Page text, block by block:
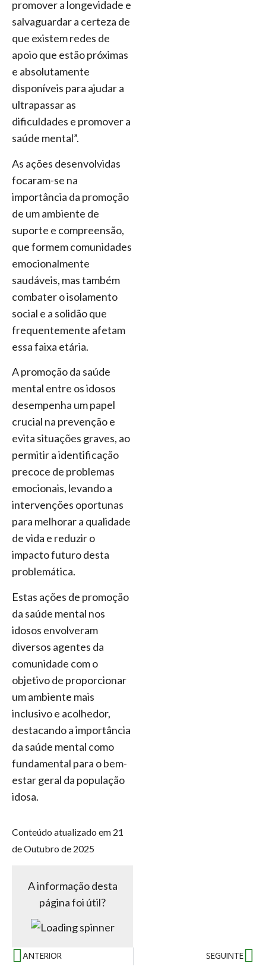
promover a longevidade e
salvaguardar a certeza de
que existem redes de
apoio que estão próximas
e absolutamente
disponíveis para ajudar a
ultrapassar as
dificuldades e promover a
saúde mental”.
As ações desenvolvidas
focaram-se na
importância da promoção
de um ambiente de
suporte e compreensão,
que formem comunidades
emocionalmente
saudáveis, mas também
combater o isolamento
social e a solidão que
frequentemente afetam
essa faixa etária.
A promoção da saúde
mental entre os idosos
desempenha um papel
crucial na prevenção e
evita situações graves, ao
permitir a identificação
precoce de problemas
emocionais, levando a
intervenções oportunas
para melhorar a qualidade
de vida e reduzir o
impacto futuro desta
problemática.
Estas ações de promoção
da saúde mental nos
idosos envolveram
diversos agentes da
comunidade com o
objetivo de proporcionar
um ambiente mais
inclusivo e acolhedor,
destacando a importância
da saúde mental como
fundamental para o bem-
estar geral da população
idosa.
Conteúdo atualizado em 21
de Outubro de 2025
A informação desta
página foi útil?
ANTERIOR SEGUINTE